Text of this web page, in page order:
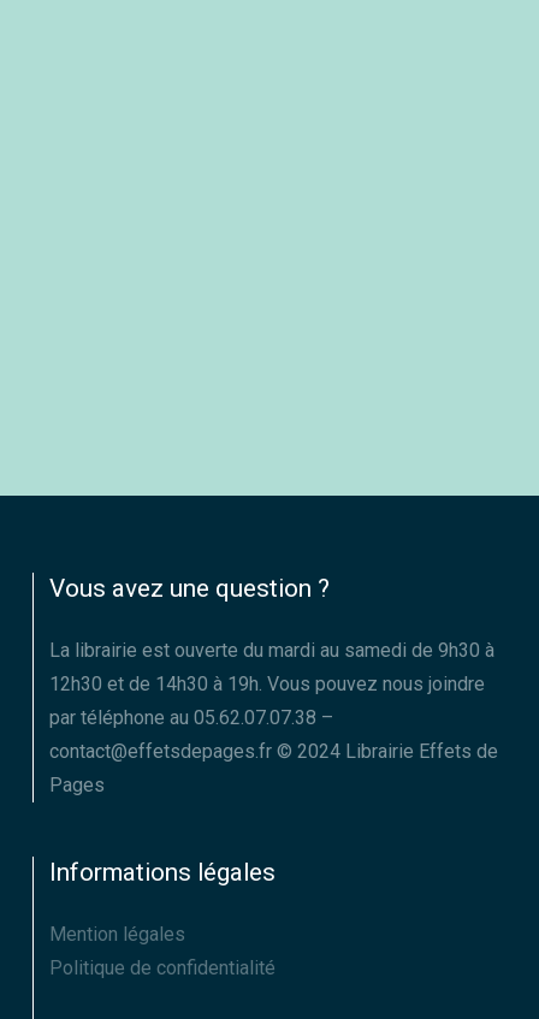
Vous avez une question ?
La librairie est ouverte du mardi au samedi de 9h30 à
12h30 et de 14h30 à 19h. Vous pouvez nous joindre
par téléphone au 05.62.07.07.38 –
contact@effetsdepages.fr © 2024 Librairie Effets de
Pages
Informations légales
Mention légales
Politique de confidentialité